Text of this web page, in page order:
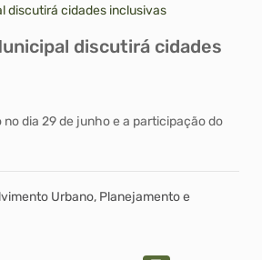
discutirá cidades inclusivas
discutirá cidades
no dia 29 de junho e a participação do
Urbano, Planejamento e